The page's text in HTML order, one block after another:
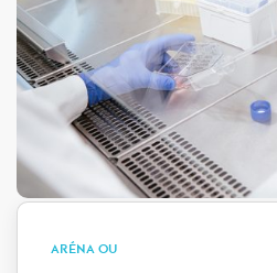
ARÉNA OU